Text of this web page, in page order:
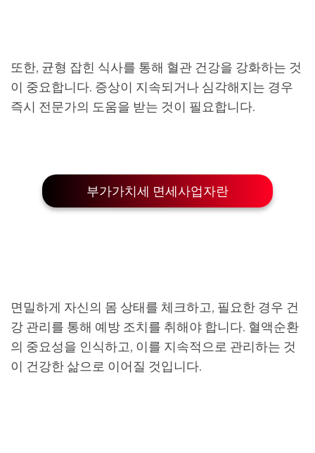
또한, 균형 잡힌 식사를 통해 혈관 건강을 강화하는 것
이 중요합니다. 증상이 지속되거나 심각해지는 경우
즉시 전문가의 도움을 받는 것이 필요합니다.
부가가치세 면세사업자란
면밀하게 자신의 몸 상태를 체크하고, 필요한 경우 건
강 관리를 통해 예방 조치를 취해야 합니다. 혈액순환
의 중요성을 인식하고, 이를 지속적으로 관리하는 것
이 건강한 삶으로 이어질 것입니다.